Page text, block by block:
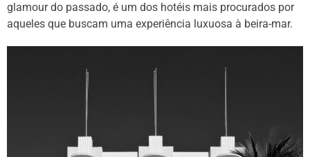
glamour do passado, é um dos hotéis mais procurados por
aqueles que buscam uma experiência luxuosa à beira-mar.